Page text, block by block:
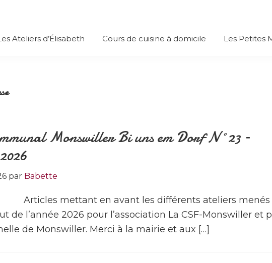
Ateliers d’Élisabeth Cours de cuisine à domicile Les Petites
Monswiller Bi uns em Dorf N°23 –
par Babette
Articles mettant en avant les différents ateliers menés
de l’année 2026 pour l’association La CSF-Monswiller et
de Monswiller. Merci à la mairie et aux […]